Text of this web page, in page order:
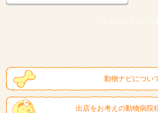
スマートフォン |
動物ナビについ
出店をお考えの動物病院